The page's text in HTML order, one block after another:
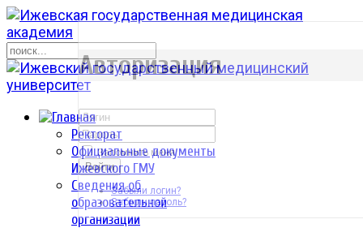
Ректорат
Официальные документы
Ижевского ГМУ
Сведения об
образовательной
организации
р
Авторизация
Запомнить меня
Войти
Забыли логин?
Забыли пароль?